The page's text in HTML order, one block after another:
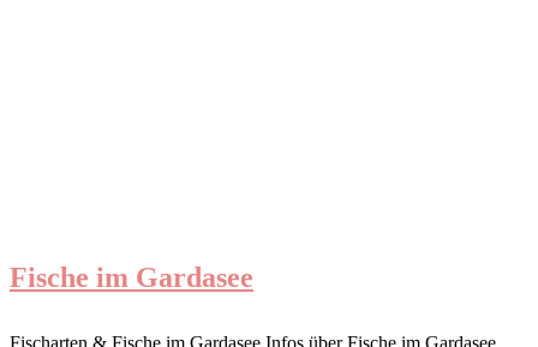
Fische im Gardasee
Fischarten & Fische im Gardasee Infos über Fische im Gardasee